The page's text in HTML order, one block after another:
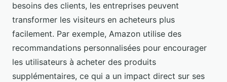
besoins des clients, les entreprises peuvent
transformer les visiteurs en acheteurs plus
facilement. Par exemple, Amazon utilise des
recommandations personnalisées pour encourager
les utilisateurs à acheter des produits
supplémentaires, ce qui a un impact direct sur ses